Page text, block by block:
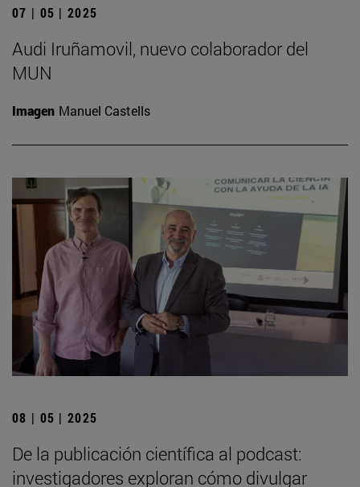
07 | 05 | 2025
Audi Iruñamovil, nuevo colaborador del
MUN
Imagen Manuel Castells
08 | 05 | 2025
De la publicación científica al podcast:
investigadores exploran cómo divulgar